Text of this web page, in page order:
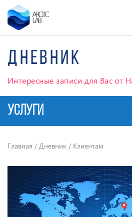
Дневник
Интересные записи для Вас от
УСЛУГИ
Главная /Дневник / Клиентам